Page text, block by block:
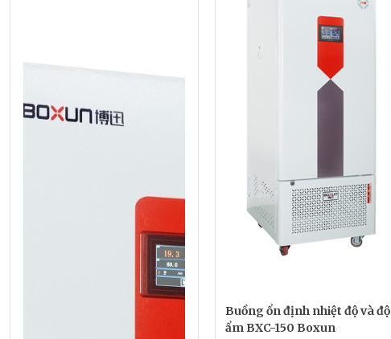
Buồng ổn định nhiệt độ và độ
ẩm BXC-150 Boxun